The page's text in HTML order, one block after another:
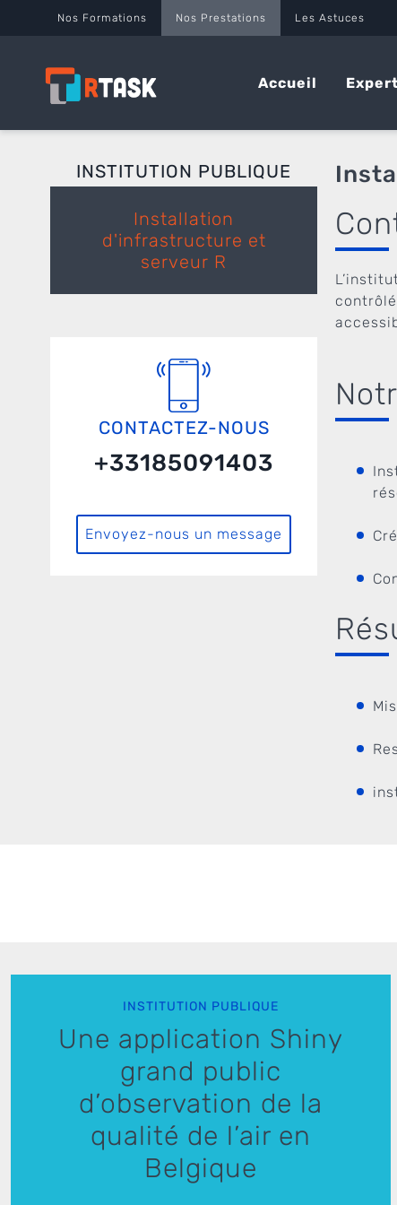
Nos Formations Nos Prestations Les Astuces
Accueil
INSTITUTION PUBLIQUE
Installation
d'infrastructure et
serveur R
CONTACTEZ-NOUS
+33185091403
Envoyez-nous un message
INSTITUTION PUBLIQUE
Une application Shiny
grand public
d’observation de la
qualité de l’air en
Belgique
Panneau de gestion des cookies